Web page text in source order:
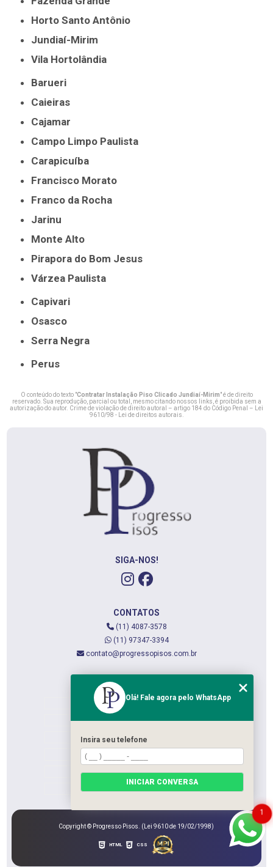
Horto Santo Antônio
Jundiaí-Mirim
Vila Hortolândia
Barueri
Caieiras
Cajamar
Campo Limpo Paulista
Carapicuíba
Francisco Morato
Franco da Rocha
Jarinu
Monte Alto
Pirapora do Bom Jesus
Várzea Paulista
Capivari
Osasco
Serra Negra
Perus
O conteúdo do texto "Contratar Instalação Piso Clicado Jundiaí-Mirim" é de direito
reservado. Sua reprodução, parcial ou total, mesmo citando nossos links, é proibida sem a
autorização do autor. Crime de violação de direito autoral – artigo 184 do Código Penal –
Lei
9610/98 - Lei de direitos autorais
SIGA-NOS!
CONTATOS
(11) 4087-3578
(11) 97347-3394
contato@progressopisos.com.br
QUEM SOMOS
SERVIÇOS
CATEGORIAS
Copyright © Progresso Pisos. (Lei 9610 de 19/02/1998)
HTML CSS
1
Olá! Fale agora pelo WhatsApp
Insira seu telefone
INICIAR CONVERSA